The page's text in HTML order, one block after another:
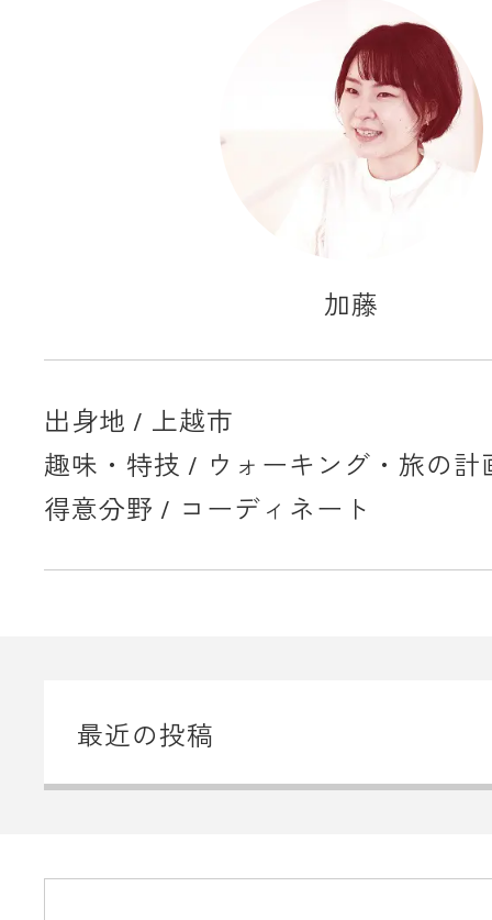
加藤
出身地 / 上越市
趣味・特技 / ウォーキング・旅の計
得意分野 / コーディネート
最近の投稿